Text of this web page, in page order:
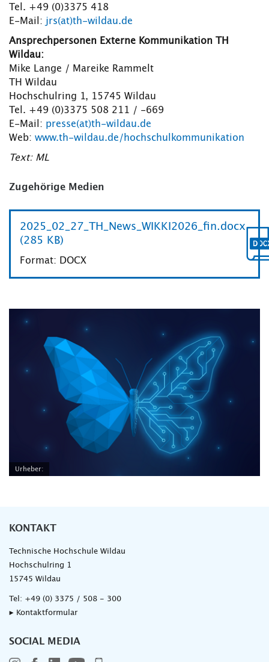
Tel. +49 (0)3375 418
E-Mail: jrs(at)th-wildau.de
Ansprechpersonen Externe Kommunikation TH
Wildau:
Mike Lange / Mareike Rammelt
TH Wildau
Hochschulring 1, 15745 Wildau
Tel. +49 (0)3375 508 211 / -669
E-Mail: presse(at)th-wildau.de
Web: www.th-wildau.de/hochschulkommunikation
Text: ML
Zugehörige Medien
2025_02_27_TH_News_WIKKI2026_fin.docx
(285 KB)
Format: DOCX
Urheber:
KONTAKT
Technische Hochschule Wildau
Hochschulring 1
15745 Wildau
Tel: +49 (0) 3375 / 508 - 300
▸ Kontaktformular
SOCIAL MEDIA